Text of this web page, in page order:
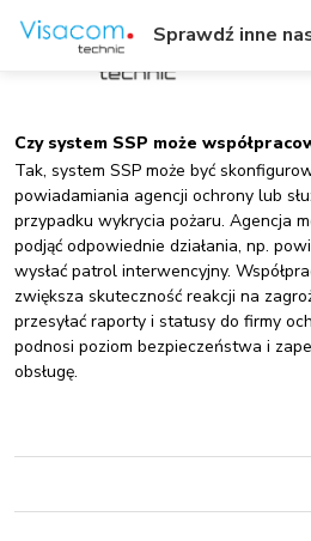
Czy system SSP może
Tak, system SSP może być
powiadamiania agencji ochrony lub
przypadku wykrycia pożaru. Agencja
podjąć odpowiednie działania, np.
wysłać patrol interwencyjny.
zwiększa skuteczność reakcji na
przesyłać raporty i statusy do firmy
podnosi poziom bezpieczeństwa i
obsługę.
Sprawdź inne